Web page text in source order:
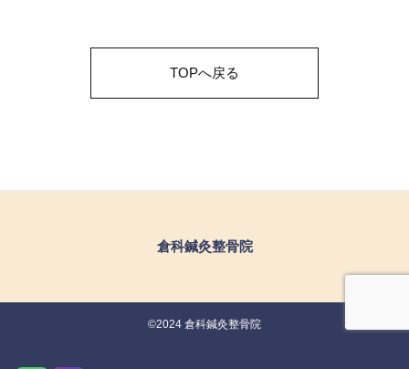
TOPへ戻る
倉科鍼灸整骨院
©2024 倉科鍼灸整骨院